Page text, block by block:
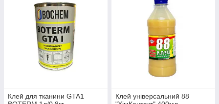
Клей для тканини GTA1
Клей універсальний 88